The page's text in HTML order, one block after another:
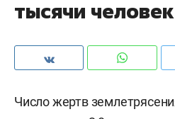
тысячи человек
Число жертв